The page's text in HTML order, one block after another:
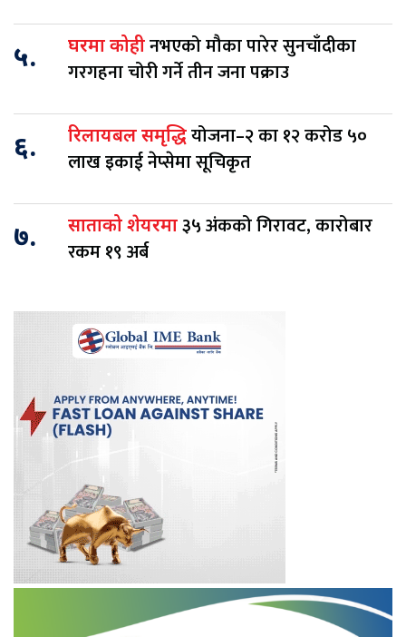
५. घरमा कोहीनभएको मौका पारेर सुनचाँदीका
गरगहना चोरी गर्ने तीन जना पक्राउ
६. रिलायबल समृद्धियोजना–२ का १२ करोड ५०
लाख इकाई नेप्सेमा सूचिकृत
७. साताको शेयरमा३५ अंकको गिरावट, कारोबार
रकम १९ अर्ब